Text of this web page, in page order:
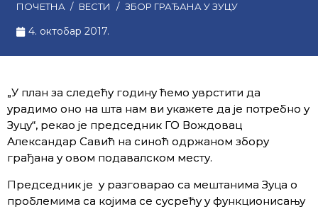
ПОЧЕТНА / ВЕСТИ / ЗБОР ГРАЂАНА У ЗУЦУ
4. октобар 2017.
„У план за следећу годину ћемо уврстити да
урадимо оно на шта нам ви укажете да је потребно у
Зуцу“, рекао је председник ГО Вождовац
Александар Савић на синоћ одржаном збору
грађана у овом подавалском месту.
Председник је у разговарао са мештанима Зуца о
проблемима са којима се сусрећу у функционисању